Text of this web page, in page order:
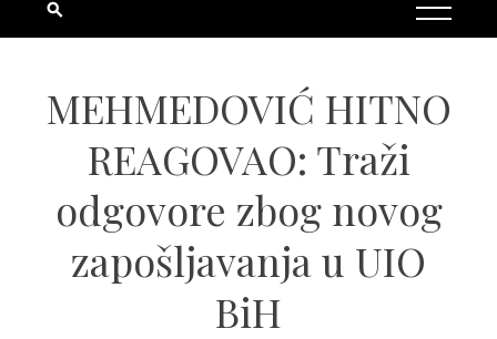
MEHMEDOVIĆ HITNO
REAGOVAO: Traži
odgovore zbog novog
zapošljavanja u UIO
BiH